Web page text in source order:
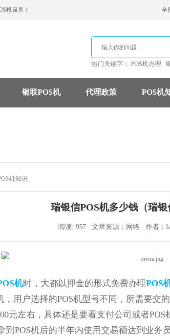
机设备！ 全
热门关键字： POS机办理
银联POS机 代理政策 POS机
机知识
瑞银信POS机多少钱（瑞银
阅读: 957 文章来源：网络 作者：
机时，大都以押金的形式免费办理POS
，用户选择的POS机型号不同，所需要交
元左右，具体还是要看支付公司或者
到POS机后的半年内使用交易额达到业务